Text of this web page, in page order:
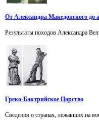
От Александра Македонского до
Результаты походов Александра
Греко-Бактрийское Царство
Сведения о странах, лежавших на